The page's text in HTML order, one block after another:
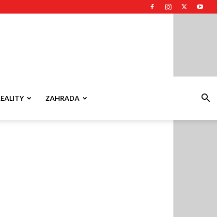
ZAHRADA